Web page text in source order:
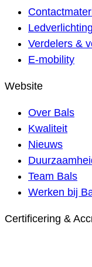
Ledverlichting
Verdelers &
E-mobility
Website
Over Bals
Kwaliteit
Nieuws
Team Bals
Werken bij
Certificering &